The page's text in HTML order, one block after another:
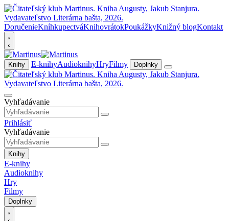
DoručenieKníhkupectváKnihovrátokPoukážkyKnižný blogKontakt
Knihy E-knihyAudioknihyHryFilmy Doplnky
Vyhľadávanie
Prihlásiť
Vyhľadávanie
Knihy
E-knihy
Audioknihy
Hry
Filmy
Doplnky